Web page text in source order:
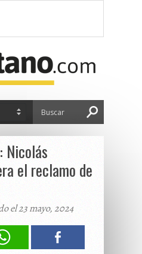
Nicolás
el reclamo de
el 23 mayo, 2024